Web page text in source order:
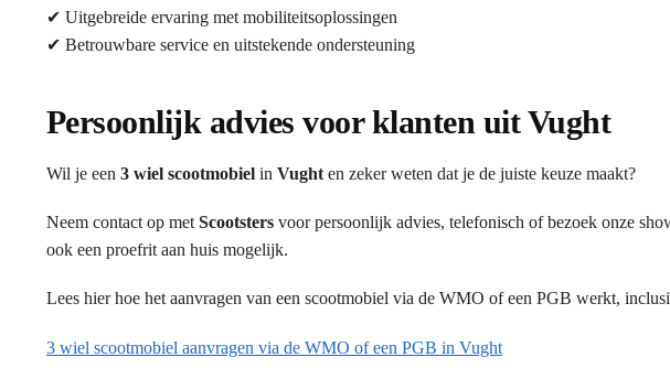
✔ Uitgebreide ervaring met mobiliteitsoplossingen
✔ Betrouwbare service en uitstekende ondersteuning
Persoonlijk advies voor klanten uit Vught
Wil je een 3 wiel scootmobielin Vughten zeker weten dat je de juiste keuze maakt?
Neem contact op met Scootstersvoor persoonlijk advies, telefonisch of bezoek onze
ook een proefrit aan huis mogelijk.
Lees hier hoe het aanvragen van een scootmobiel via de WMO of een PGB werkt,
3 wiel scootmobiel aanvragen via de WMO of een PGB in Vught